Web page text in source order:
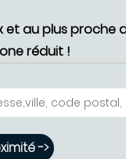
et au plus proche
réduit !
->